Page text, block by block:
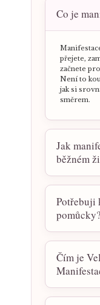
Co je
přejete,
začnete
Není to
jak si
směrem.
Jak
běžném
Potřebuji
pomůcky?
Čím je